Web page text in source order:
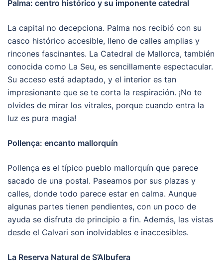
Palma: centro histórico y su imponente catedral
La capital no decepciona. Palma nos recibió con su
casco histórico accesible, lleno de calles amplias y
rincones fascinantes. La Catedral de Mallorca, también
conocida como La Seu, es sencillamente espectacular.
Su acceso está adaptado, y el interior es tan
impresionante que se te corta la respiración. ¡No te
olvides de mirar los vitrales, porque cuando entra la
luz es pura magia!
Pollença: encanto mallorquín
Pollença es el típico pueblo mallorquín que parece
sacado de una postal. Paseamos por sus plazas y
calles, donde todo parece estar en calma. Aunque
algunas partes tienen pendientes, con un poco de
ayuda se disfruta de principio a fin. Además, las vistas
desde el Calvari son inolvidables e inaccesibles.
La Reserva Natural de S’Albufera